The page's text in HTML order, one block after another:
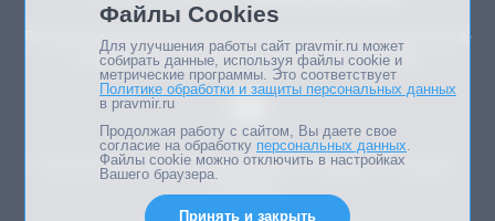
Републикация материалов сайта в печатных изданиях (книгах, прессе)
возможна только с письменного разрешения редакции.
Мнение авторов статей портала может не совпадать с позицией
Файлы Cookies
Для улучшения работы сайт pravmir.ru может
собирать данные, используя файлы cookie и
метрические программы. Это соответствует
Политике обработки и защиты персональных данных
в pravmir.ru
Продолжая работу с сайтом, Вы даете свое
согласие на обработку персональных данных.
Файлы cookie можно отключить в настройках
Вашего браузера.
Принять и закрыть